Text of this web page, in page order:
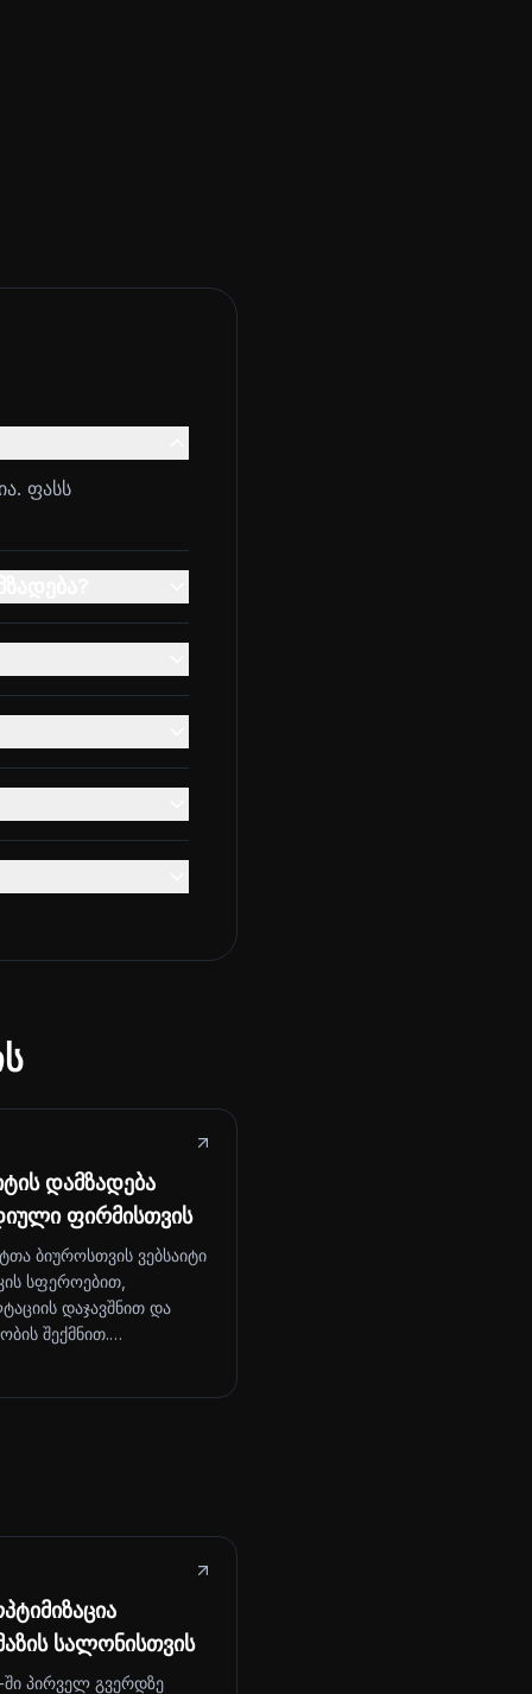
ფასს
დამზადება
ფირმისთვის
ბიუროსთვის ვებსაიტი
სფეროებით,
დაჯავშნით და
შექმნით.…
სალონისთვის
პირველ გვერდზე